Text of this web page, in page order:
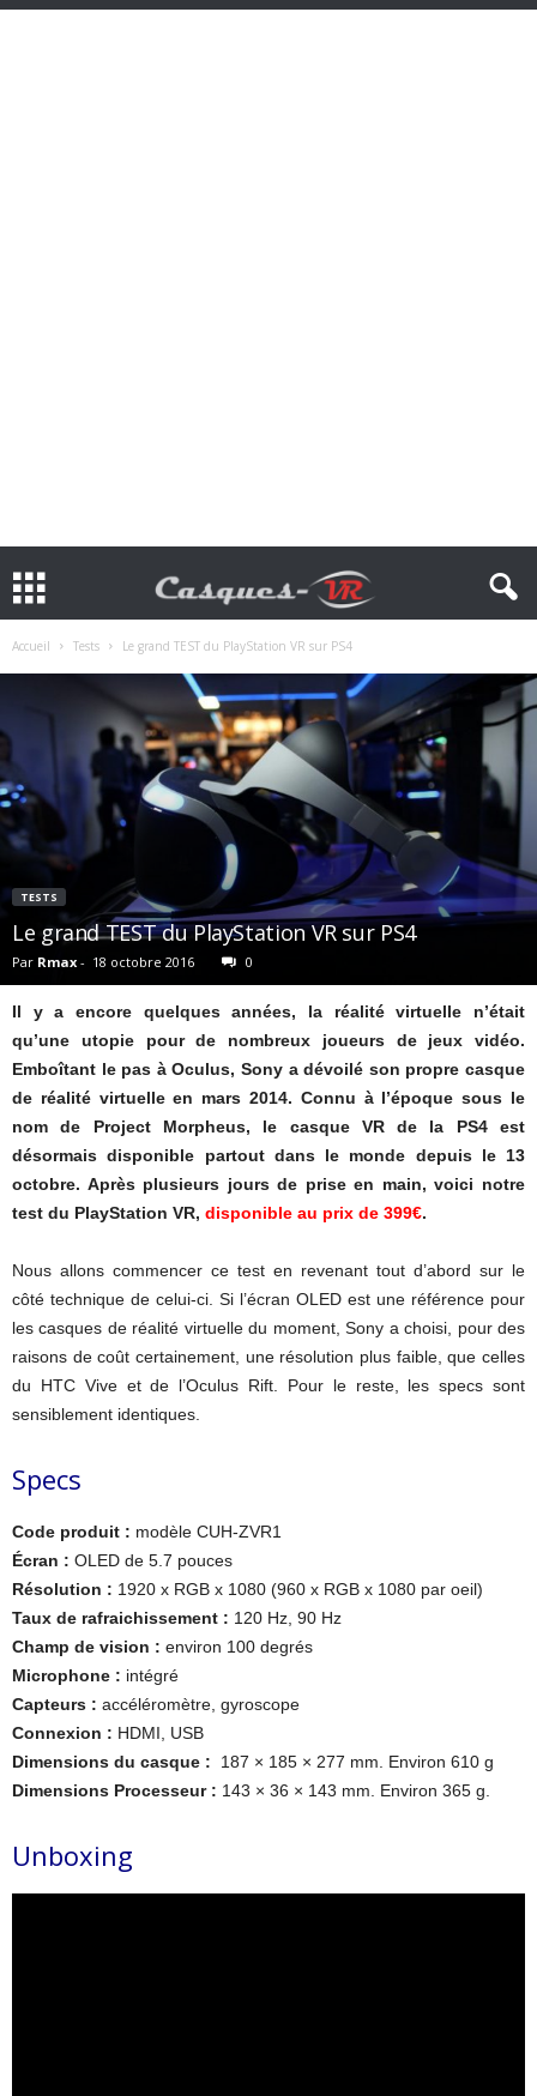
Accueil Tests Le grand TEST du PlayStation VR sur PS4
TESTS
Le grand TEST du PlayStation VR sur PS4
Par Rmax - 18 octobre 2016 0
Il y a encore quelques années, la réalité virtuelle n’était
qu’une utopie pour de nombreux joueurs de jeux vidéo.
Emboîtant le pas à Oculus, Sony a dévoilé son propre casque
de réalité virtuelle en mars 2014. Connu à l’époque sous le
nom de Project Morpheus, le casque VR de la PS4 est
désormais disponible partout dans le monde depuis le 13
octobre. Après plusieurs jours de prise en main, voici notre
test du PlayStation VR, disponible au prix de 399€.
Nous allons commencer ce test en revenant tout d’abord sur le
côté technique de celui-ci. Si l’écran OLED est une référence pour
les casques de réalité virtuelle du moment, Sony a choisi, pour des
raisons de coût certainement, une résolution plus faible, que celles
du HTC Vive et de l’Oculus Rift. Pour le reste, les specs sont
sensiblement identiques.
Specs
Code produit : modèle CUH-ZVR1
Écran : OLED de 5.7 pouces
Résolution : 1920 x RGB x 1080 (960 x RGB x 1080 par oeil)
Taux de rafraichissement : 120 Hz, 90 Hz
Champ de vision : environ 100 degrés
Microphone : intégré
Capteurs : accéléromètre, gyroscope
Connexion : HDMI, USB
Dimensions du casque : 187 × 185 × 277 mm. Environ 610 g
Dimensions Processeur : 143 × 36 × 143 mm. Environ 365 g.
Unboxing